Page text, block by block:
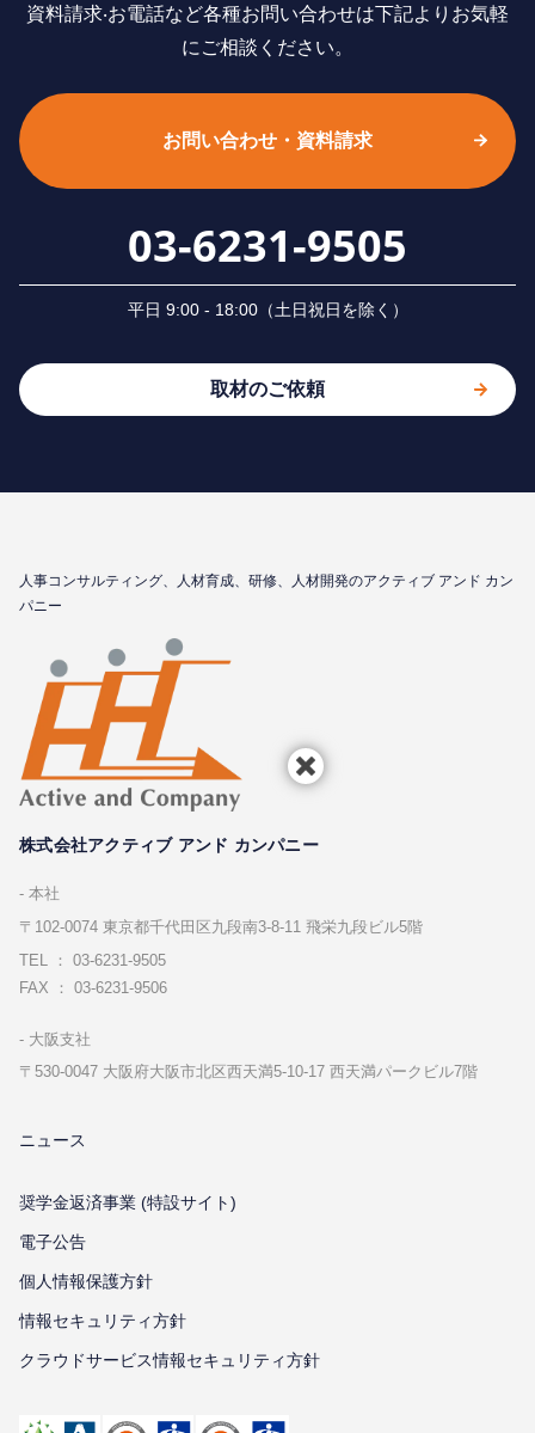
資料請求‧お電話など各種お問い合わせは下記よりお気軽
にご相談ください。
お問い合わせ・資料請求
03-6231-9505
平⽇ 9:00 - 18:00（⼟⽇祝⽇を除く）
取材のご依頼
⼈事コンサルティング、⼈材育成、研修、⼈材開発のアクティブ アンド カン
パニー
株式会社アクティブ アンド カンパニー
本社
〒102-0074 東京都千代⽥区九段南3-8-11 飛栄九段ビル5階
TEL ： 03-6231-9505
FAX ： 03-6231-9506
⼤阪⽀社
〒530-0047 ⼤阪府⼤阪市北区⻄天満5-10-17 ⻄天満パークビル7階
ニュース
奨学金返済事業 (特設サイト)
電子公告
個⼈情報保護⽅針
情報セキュリティ⽅針
クラウドサービス情報セキュリティ方針